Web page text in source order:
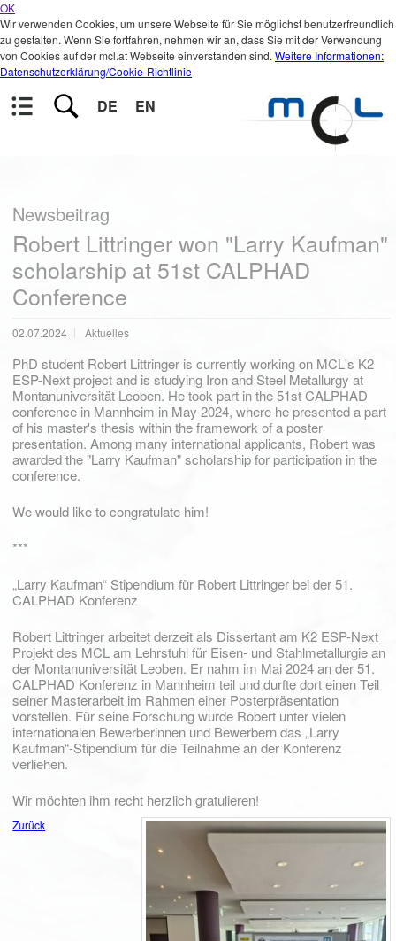
OK
Wir verwenden Cookies, um unsere Webseite für Sie möglichst benutzerfreundlich
zu gestalten. Wenn Sie fortfahren, nehmen wir an, dass Sie mit der Verwendung
von Cookies auf der mcl.at Webseite einverstanden sind. Weitere Informationen:
Datenschutzerklärung/Cookie-Richtlinie
DE EN
Newsbeitrag
Robert Littringer won "Larry Kaufman"
scholarship at 51st CALPHAD
Conference
02.07.2024 Aktuelles
PhD student Robert Littringer is currently working on MCL's K2
ESP-Next project and is studying Iron and Steel Metallurgy at
Montanuniversität Leoben. He took part in the 51st CALPHAD
conference in Mannheim in May 2024, where he presented a part
of his master's thesis within the framework of a poster
presentation. Among many international applicants, Robert was
awarded the "Larry Kaufman" scholarship for participation in the
conference.
We would like to congratulate him!
***
„Larry Kaufman“ Stipendium für Robert Littringer bei der 51.
CALPHAD Konferenz
Robert Littringer arbeitet derzeit als Dissertant am K2 ESP-Next
Projekt des MCL am Lehrstuhl für Eisen- und Stahlmetallurgie an
der Montanuniversität Leoben. Er nahm im Mai 2024 an der 51.
CALPHAD Konferenz in Mannheim teil und durfte dort einen Teil
seiner Masterarbeit im Rahmen einer Posterpräsentation
vorstellen. Für seine Forschung wurde Robert unter vielen
internationalen Bewerberinnen und Bewerbern das „Larry
Kaufman“-Stipendium für die Teilnahme an der Konferenz
verliehen.
Wir möchten ihm recht herzlich gratulieren!
Zurück